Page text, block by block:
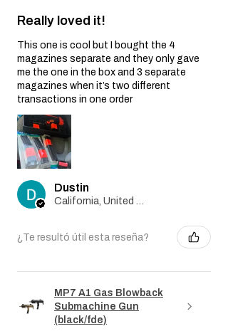
Really loved it!
This one is cool but I bought the 4
magazines separate and they only gave
me the one in the box and 3 separate
magazines when it’s two different
transactions in one order
Dustin
California, United States
¿Te resultó útil esta reseña?
MP7 A1 Gas Blowback
Submachine Gun
(black/fde)